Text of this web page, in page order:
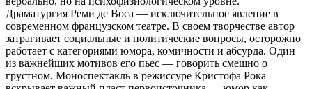
Драматургия Реми де Воса — исключительное явление в
современном французском театре. В своем творчестве автор
затрагивает социальные и политические вопросы, осторожно
работает с категориями юмора, комичности и абсурда. Один
из важнейших мотивов его пьес — говорить смешно о
грустном. Моноспектакль в режиссуре Кристофа Рока